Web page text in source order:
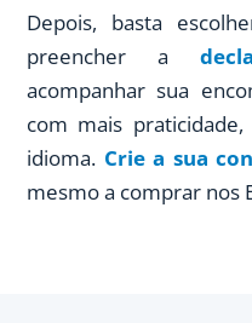
Depois, basta
preencher a
acompanhar sua
com mais
idioma. Crie a sua
mesmo a comprar nos